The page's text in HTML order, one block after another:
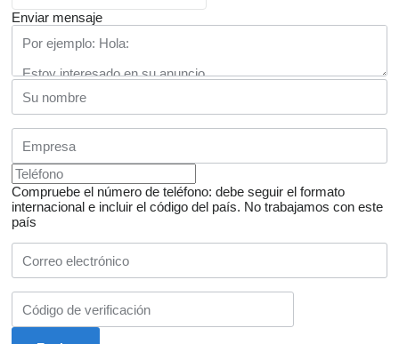
Enviar mensaje
Compruebe el número de teléfono: debe seguir el formato
internacional e incluir el código del país. No trabajamos con este
país